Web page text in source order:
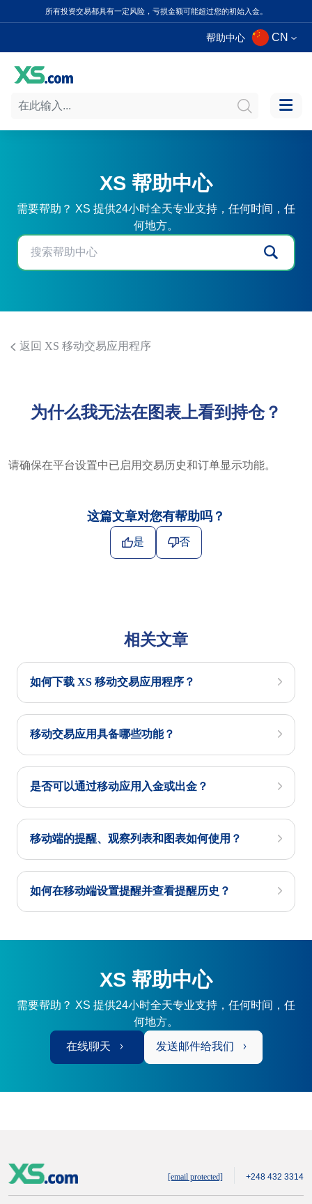
所有投资交易都具有一定风险，亏损金额可能超过您的初始入金。
帮助中心 CN
XS 帮助中心
需要帮助？ XS 提供24小时全天专业支持，任何时间，任
何地方。
返回 XS 移动交易应用程序
为什么我无法在图表上看到持仓？
请确保在平台设置中已启用交易历史和订单显示功能。
这篇文章对您有帮助吗？
是 否
相关文章
如何下载 XS 移动交易应用程序？
移动交易应用具备哪些功能？
是否可以通过移动应用入金或出金？
移动端的提醒、观察列表和图表如何使用？
如何在移动端设置提醒并查看提醒历史？
XS 帮助中心
需要帮助？ XS 提供24小时全天专业支持，任何时间，任
何地方。
在线聊天 发送邮件给我们
[email protected] +248 432 3314